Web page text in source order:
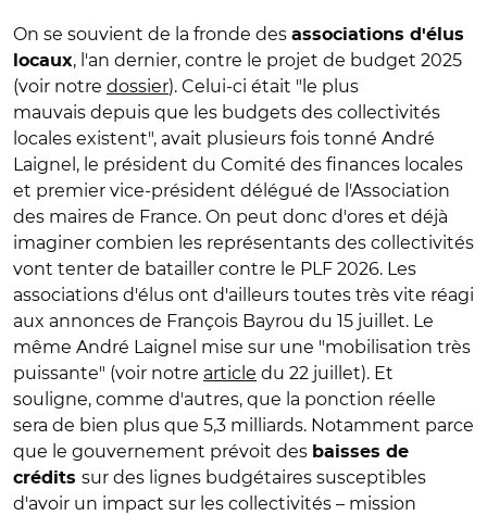
On se souvient de la fronde des associations d'élus
locaux, l'an dernier, contre le projet de budget 2025
(voir notre dossier). Celui-ci était "le plus
mauvais depuis que les budgets des collectivités
locales existent", avait plusieurs fois tonné André
Laignel, le président du Comité des finances locales
et premier vice-président délégué de l'Association
des maires de France. On peut donc d'ores et déjà
imaginer combien les représentants des collectivités
vont tenter de batailler contre le PLF 2026. Les
associations d'élus ont d'ailleurs toutes très vite réagi
aux annonces de François Bayrou du 15 juillet. Le
même André Laignel mise sur une "mobilisation très
puissante" (voir notre article du 22 juillet). Et
souligne, comme d'autres, que la ponction réelle
sera de bien plus que 5,3 milliards. Notamment parce
que le gouvernement prévoit des baisses de
crédits sur des lignes budgétaires susceptibles
d'avoir un impact sur les collectivités – mission